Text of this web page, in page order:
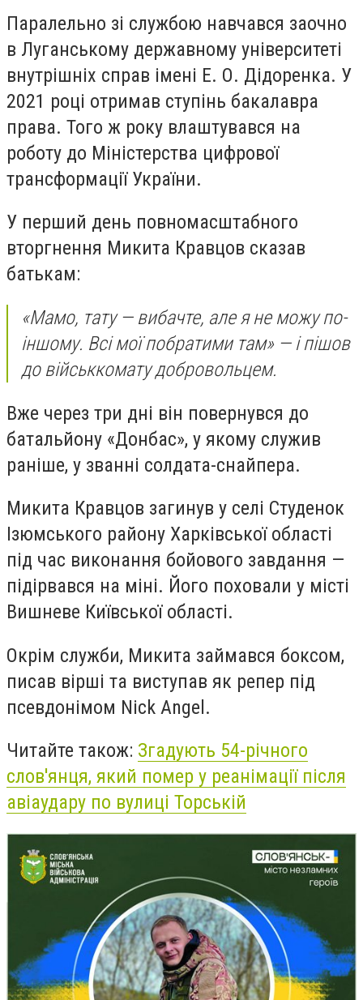
Паралельно зі службою навчався заочно
в Луганському державному університеті
внутрішніх справ імені Е. О. Дідоренка. У
2021 році отримав ступінь бакалавра
права. Того ж року влаштувався на
роботу до Міністерства цифрової
трансформації України.
У перший день повномасштабного
вторгнення Микита Кравцов сказав
батькам:
«Мамо, тату — вибачте, але я не можу по-
іншому. Всі мої побратими там» — і пішов
до військкомату добровольцем.
Вже через три дні він повернувся до
батальйону «Донбас», у якому служив
раніше, у званні солдата-снайпера.
Микита Кравцов загинув у селі Студенок
Ізюмського району Харківської області
під час виконання бойового завдання —
підірвався на міні. Його поховали у місті
Вишневе Київської області.
Окрім служби, Микита займався боксом,
писав вірші та виступав як репер під
псевдонімом Nick Angel.
Читайте також: Згадують 54-річного
слов'янця, який помер у реанімації після
авіаудару по вулиці Торській